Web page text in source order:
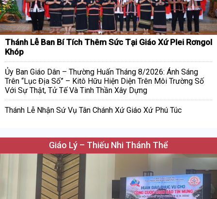
Thánh Lễ Ban Bí Tích Thêm Sức Tại Giáo Xứ Plei Rơngol
Khóp
Ủy Ban Giáo Dân – Thường Huấn Tháng 8/2026: Ánh Sáng
Trên “Lục Địa Số” – Kitô Hữu Hiện Diện Trên Môi Trường Số
Với Sự Thật, Tử Tế Và Tinh Thần Xây Dựng
Thánh Lễ Nhận Sứ Vụ Tân Chánh Xứ Giáo Xứ Phú Túc
Giáo Lý – Thiếu Nhi Thánh Thể